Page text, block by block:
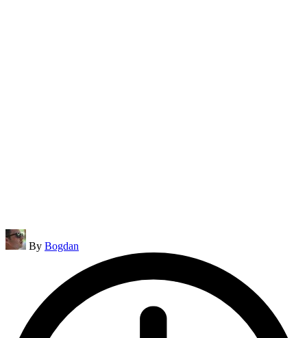
Posted
by
By Bogdan